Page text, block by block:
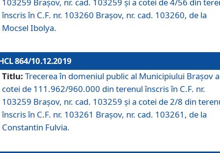
103259 Brașov, nr. cad. 103259 și a cotei de 4/56 din
înscris în C.F. nr. 103260 Brașov, nr. cad. 103260, de la
Mocsel Ibolya.
864/10.12.2019
Titlu: Trecerea în domeniul public al Municipiului Braşov a
cotei de 111.962/960.000 din terenul înscris în C.F. nr.
103259 Brașov, nr. cad. 103259 și a cotei de 2/8 din
înscris în C.F. nr. 103261 Brașov, nr. cad. 103261, de la
Constantin Fulvia.